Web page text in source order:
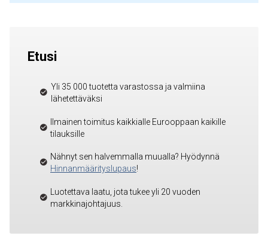
Etusi
Yli 35 000 tuotetta varastossa ja valmiina
lähetettäväksi
Ilmainen toimitus kaikkialle Eurooppaan kaikille
tilauksille
Nähnyt sen halvemmalla muualla? Hyödynnä
Hinnanmäärityslupaus!
Luotettava laatu, jota tukee yli 20 vuoden
markkinajohtajuus.